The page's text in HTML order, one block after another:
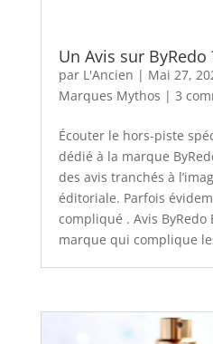
Un Avis sur ByRedo
par L'Ancien | Mai 27,
Marques Mythos | 3
Écouter le hors-piste
dédié à la marque
des avis tranchés à
éditoriale. Parfois
compliqué . Avis ByRedo
marque qui complique